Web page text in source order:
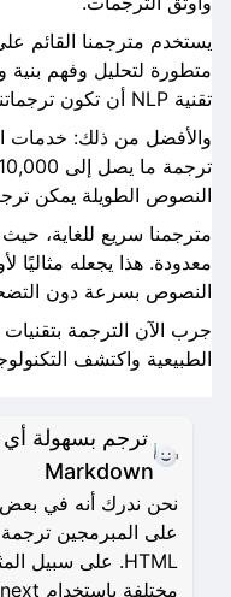
يستخدم مترجمنا القائم
متطورة لتحليل وفهم
تقنية NLP أن تكون ترجماتنا دقيقة وطبيعية وسهلة القراءة.
والأفضل من ذلك: خدمات
النصوص الطويلة يمكن
مترجمنا سريع للغاية،
معدودة. هذا يجعله مثاليًا
النصوص بسرعة دون
جرب الآن الترجمة
الطبيعية واكتشف
Markdown
نحن ندرك أنه في